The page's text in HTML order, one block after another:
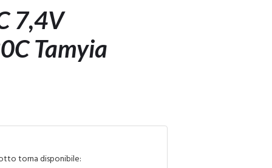
7,4V
Tamyia
torna disponibile: